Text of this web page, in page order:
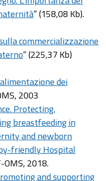
” (158,08 Kb).
commercializzazione
” (225,37 Kb)
dei
2003
Protecting,
breastfeeding in
and newborn
friendly Hospital
OMS, 2018.
and supporting